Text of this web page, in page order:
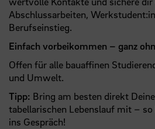
Abschlussarbeiten,
Berufseinstieg.
Einfach vorbeikommen – ganz
Offen für alle bauaffinen
und Umwelt.
Tipp: Bring am besten direkt
tabellarischen Lebenslauf mit –
ins Gespräch!